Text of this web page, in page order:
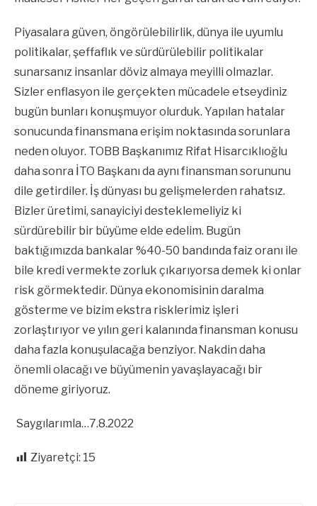
Piyasalara güven, öngörülebilirlik, dünya ile uyumlu
politikalar, şeffaflık ve sürdürülebilir politikalar
sunarsanız insanlar döviz almaya meyilli olmazlar.
Sizler enflasyon ile gerçekten mücadele etseydiniz
bugün bunları konuşmuyor olurduk. Yapılan hatalar
sonucunda finansmana erişim noktasında sorunlara
neden oluyor. TOBB Başkanımız Rifat Hisarcıklıoğlu
daha sonra İTO Başkanı da aynı finansman sorununu
dile getirdiler. İş dünyası bu gelişmelerden rahatsız.
Bizler üretimi, sanayiciyi desteklemeliyiz ki
sürdürebilir bir büyüme elde edelim. Bugün
baktığımızda bankalar %40-50 bandında faiz oranı ile
bile kredi vermekte zorluk çıkarıyorsa demek ki onlar
risk görmektedir. Dünya ekonomisinin daralma
gösterme ve bizim ekstra risklerimiz işleri
zorlaştırıyor ve yılın geri kalanında finansman konusu
daha fazla konuşulacağa benziyor. Nakdin daha
önemli olacağı ve büyümenin yavaşlayacağı bir
döneme giriyoruz.
Saygılarımla…7.8.2022
Ziyaretçi: 15